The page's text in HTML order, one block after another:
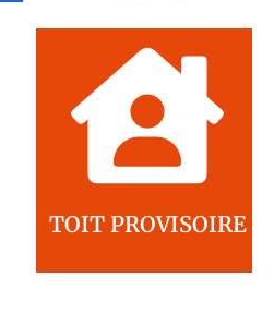
TOIT PROVISOIRE